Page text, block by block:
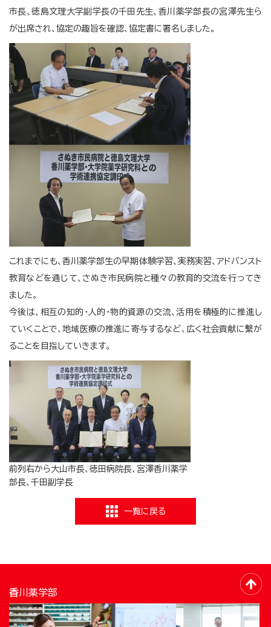
市長、徳島文理大学副学長の千田先生、香川薬学部長の宮澤先生ら
が出席され、協定の趣旨を確認、協定書に署名しました。
これまでにも、香川薬学部生の早期体験学習、実務実習、アドバンスト
教育などを通じて、さぬき市民病院と種々の教育的交流を行ってき
ました。
今後は、相互の知的・人的・物的資源の交流、活用を積極的に推進し
ていくことで、地域医療の推進に寄与するなど、広く社会貢献に繫が
ることを目指していきます。
前列右から大山市長、徳田病院長、宮澤香川薬学
部長、千田副学長
一覧に戻る
香川薬学部